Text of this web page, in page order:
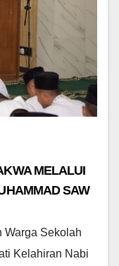
MELALUI
SAW
Warga Sekolah
Kelahiran Nabi